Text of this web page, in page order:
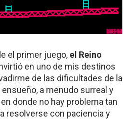
el primer juego, el Reino
en uno de mis destinos
de las dificultades de la
a menudo surreal y
donde no hay problema tan
resolverse con paciencia y